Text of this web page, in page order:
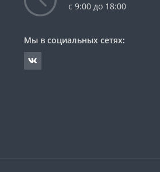
с 9:00 до 18:00
Мы в социальных сетях: